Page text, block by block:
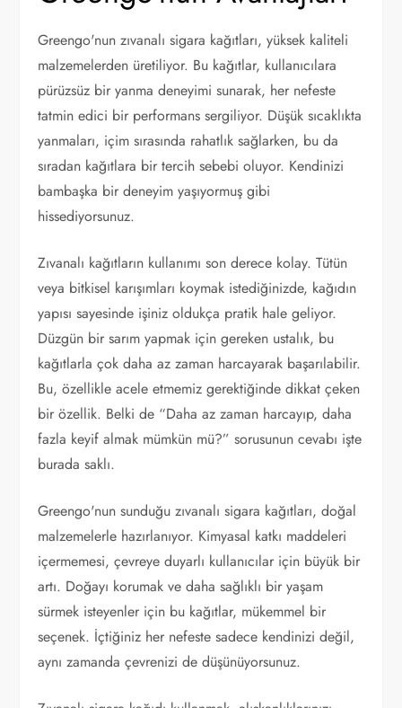
Greengo'nun zıvanalı sigara kağıtları, yüksek kaliteli
malzemelerden üretiliyor. Bu kağıtlar, kullanıcılara
pürüzsüz bir yanma deneyimi sunarak, her nefeste
tatmin edici bir performans sergiliyor. Düşük sıcaklıkta
yanmaları, içim sırasında rahatlık sağlarken, bu da
sıradan kağıtlara bir tercih sebebi oluyor. Kendinizi
bambaşka bir deneyim yaşıyormuş gibi
hissediyorsunuz.
Zıvanalı kağıtların kullanımı son derece kolay. Tütün
veya bitkisel karışımları koymak istediğinizde, kağıdın
yapısı sayesinde işiniz oldukça pratik hale geliyor.
Düzgün bir sarım yapmak için gereken ustalık, bu
kağıtlarla çok daha az zaman harcayarak başarılabilir.
Bu, özellikle acele etmemiz gerektiğinde dikkat çeken
bir özellik. Belki de “Daha az zaman harcayıp, daha
fazla keyif almak mümkün mü?” sorusunun cevabı işte
burada saklı.
Greengo'nun sunduğu zıvanalı sigara kağıtları, doğal
malzemelerle hazırlanıyor. Kimyasal katkı maddeleri
içermemesi, çevreye duyarlı kullanıcılar için büyük bir
artı. Doğayı korumak ve daha sağlıklı bir yaşam
sürmek isteyenler için bu kağıtlar, mükemmel bir
seçenek. İçtiğiniz her nefeste sadece kendinizi değil,
aynı zamanda çevrenizi de düşünüyorsunuz.